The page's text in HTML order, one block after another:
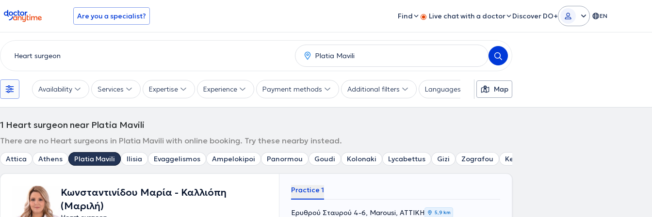
doctoranytime Are you a specialist? Find Live chat with a doctor Discover DO+ EN
Availability Services Expertise Experience Payment methods Additional filters Languages Gender
Map
1 Heart surgeon near Platia Mavili
There are no Heart surgeons in Platia Mavili with online booking. Try these nearby instead.
Attica Athens Platia Mavili Ilisia Evaggelismos Ampelokipoi Panormou Goudi Kolonaki Lycabettus Gizi Zografou Kesariani
Κωνσταντινίδου Μαρία - Καλλιόπη
(Μαριλή)
Practice 1
Ερυθρού Σταυρού 4-6, Marousi, ΑΤΤΙΚΗ 5,9 km